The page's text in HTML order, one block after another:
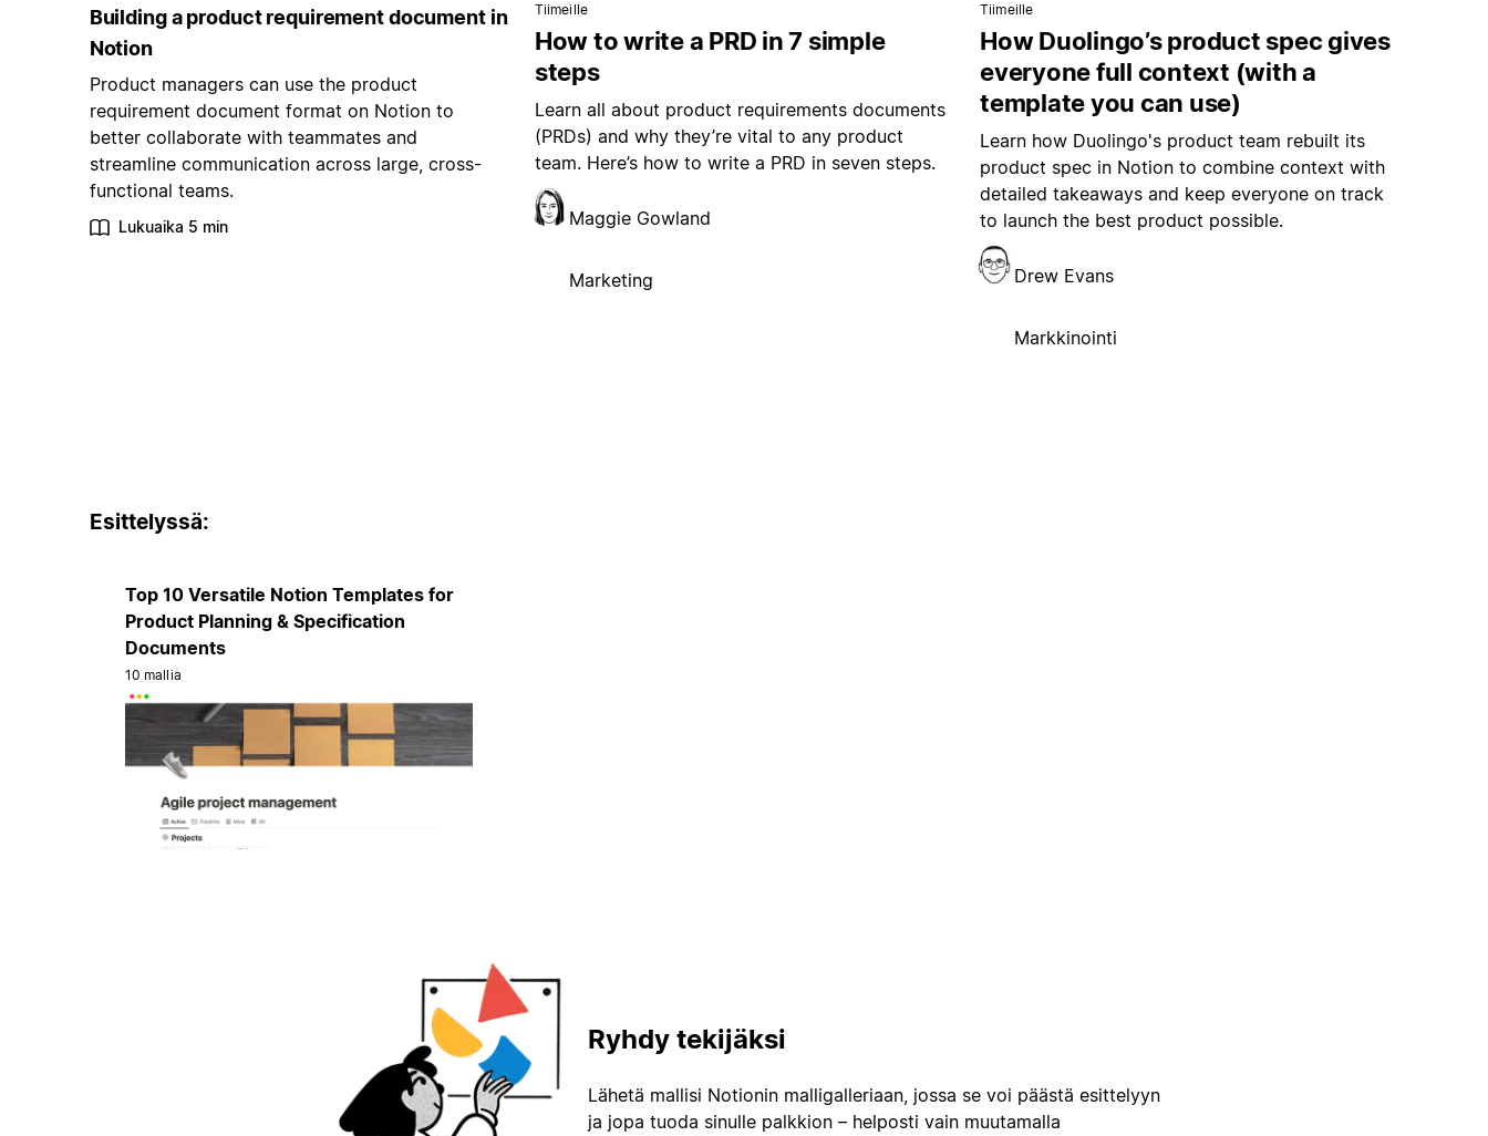
Building a product requirement document in
Notion
Product managers can use the product
requirement document format on Notion to
better collaborate with teammates and
streamline communication across large, cross-
functional teams.
Lukuaika 5 min
Tiimeille
How to write a PRD in 7 simple
steps
Learn all about product requirements documents
(PRDs) and why they’re vital to any product
team. Here’s how to write a PRD in seven steps.
Maggie Gowland
Marketing
Tiimeille
How Duolingo’s product spec gives
everyone full context (with a
template you can use)
Learn how Duolingo's product team rebuilt its
product spec in Notion to combine context with
detailed takeaways and keep everyone on track
to launch the best product possible.
Drew Evans
Markkinointi
Esittelyssä:
Top 10 Versatile Notion Templates for
Product Planning & Specification
Documents
10 mallia
Ryhdy tekijäksi
Lähetä mallisi Notionin malligalleriaan, jossa se voi päästä esittelyyn
ja jopa tuoda sinulle palkkion – helposti vain muutamalla